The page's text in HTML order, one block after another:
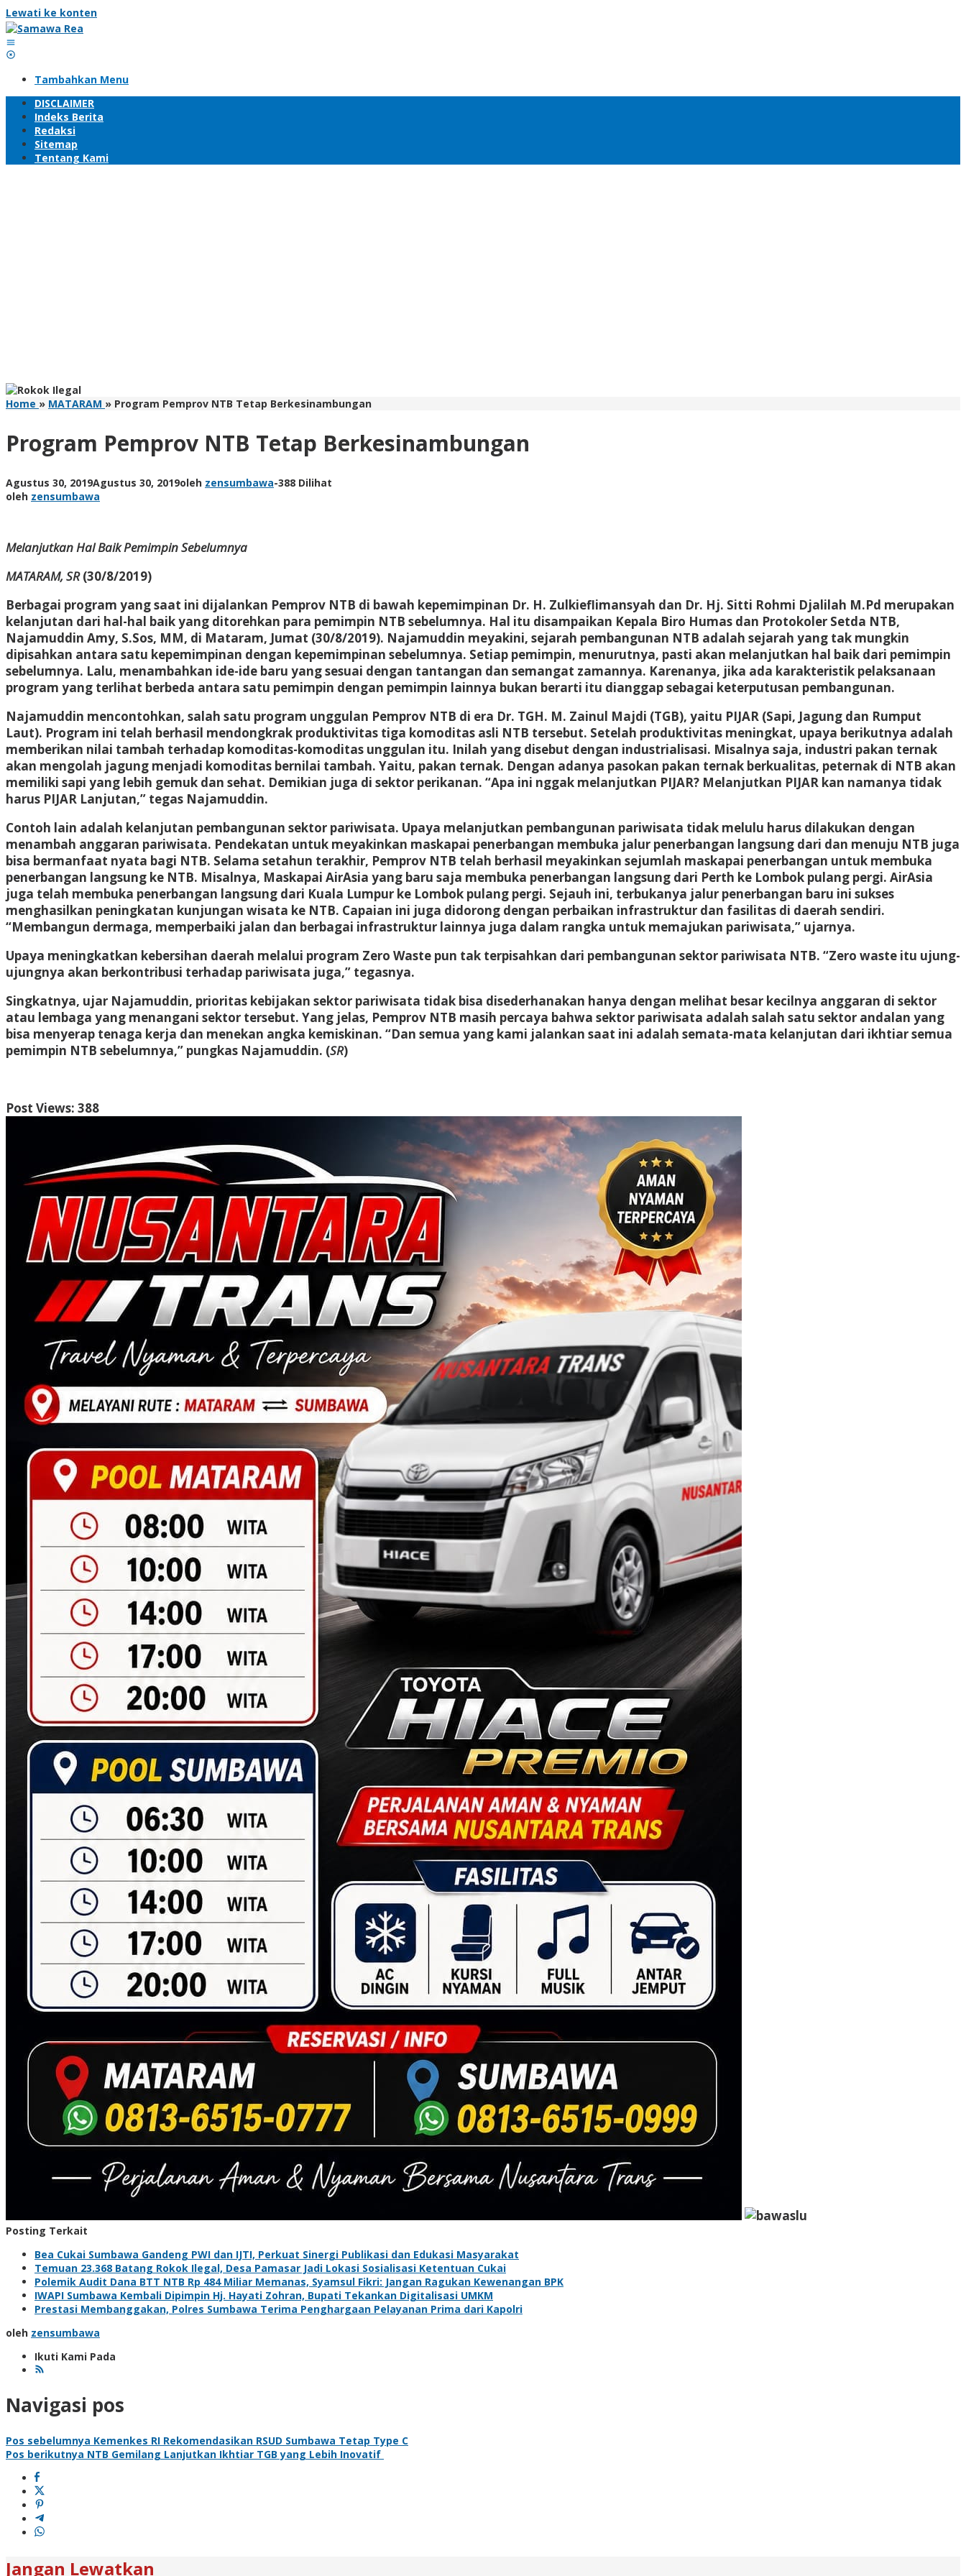
Lewati ke konten
Tambahkan Menu
DISCLAIMER
Indeks Berita
Redaksi
Sitemap
Tentang Kami
Home » MATARAM » Program Pemprov NTB Tetap Berkesinambungan
Program Pemprov NTB Tetap Berkesinambungan
Agustus 30, 2019Agustus 30, 2019oleh zensumbawa-388 Dilihat
oleh zensumbawa
Melanjutkan Hal Baik Pemimpin Sebelumnya
MATARAM, SR(30/8/2019)
Berbagai program yang saat ini dijalankan Pemprov NTB di bawah kepemimpinan Dr. H. Zulkieflimansyah dan Dr. Hj. Sitti Rohmi Djalilah M.Pd merupakan
kelanjutan dari hal-hal baik yang ditorehkan para pemimpin NTB sebelumnya. Hal itu disampaikan Kepala Biro Humas dan Protokoler Setda NTB,
Najamuddin Amy, S.Sos, MM, di Mataram, Jumat (30/8/2019). Najamuddin meyakini, sejarah pembangunan NTB adalah sejarah yang tak mungkin
dipisahkan antara satu kepemimpinan dengan kepemimpinan sebelumnya. Setiap pemimpin, menurutnya, pasti akan melanjutkan hal baik dari pemimpin
sebelumnya. Lalu, menambahkan ide-ide baru yang sesuai dengan tantangan dan semangat zamannya. Karenanya, jika ada karakteristik pelaksanaan
program yang terlihat berbeda antara satu pemimpin dengan pemimpin lainnya bukan berarti itu dianggap sebagai keterputusan pembangunan.
Najamuddin mencontohkan, salah satu program unggulan Pemprov NTB di era Dr. TGH. M. Zainul Majdi (TGB), yaitu PIJAR (Sapi, Jagung dan Rumput
Laut). Program ini telah berhasil mendongkrak produktivitas tiga komoditas asli NTB tersebut. Setelah produktivitas meningkat, upaya berikutnya adalah
memberikan nilai tambah terhadap komoditas-komoditas unggulan itu. Inilah yang disebut dengan industrialisasi. Misalnya saja, industri pakan ternak
akan mengolah jagung menjadi komoditas bernilai tambah. Yaitu, pakan ternak. Dengan adanya pasokan pakan ternak berkualitas, peternak di NTB akan
memiliki sapi yang lebih gemuk dan sehat. Demikian juga di sektor perikanan. “Apa ini nggak melanjutkan PIJAR? Melanjutkan PIJAR kan namanya tidak
harus PIJAR Lanjutan,” tegas Najamuddin.
Contoh lain adalah kelanjutan pembangunan sektor pariwisata. Upaya melanjutkan pembangunan pariwisata tidak melulu harus dilakukan dengan
menambah anggaran pariwisata. Pendekatan untuk meyakinkan maskapai penerbangan membuka jalur penerbangan langsung dari dan menuju NTB juga
bisa bermanfaat nyata bagi NTB. Selama setahun terakhir, Pemprov NTB telah berhasil meyakinkan sejumlah maskapai penerbangan untuk membuka
penerbangan langsung ke NTB. Misalnya, Maskapai AirAsia yang baru saja membuka penerbangan langsung dari Perth ke Lombok pulang pergi. AirAsia
juga telah membuka penerbangan langsung dari Kuala Lumpur ke Lombok pulang pergi. Sejauh ini, terbukanya jalur penerbangan baru ini sukses
menghasilkan peningkatan kunjungan wisata ke NTB. Capaian ini juga didorong dengan perbaikan infrastruktur dan fasilitas di daerah sendiri.
“Membangun dermaga, memperbaiki jalan dan berbagai infrastruktur lainnya juga dalam rangka untuk memajukan pariwisata,” ujarnya.
Upaya meningkatkan kebersihan daerah melalui program Zero Waste pun tak terpisahkan dari pembangunan sektor pariwisata NTB. “Zero waste itu ujung-
ujungnya akan berkontribusi terhadap pariwisata juga,” tegasnya.
Singkatnya, ujar Najamuddin, prioritas kebijakan sektor pariwisata tidak bisa disederhanakan hanya dengan melihat besar kecilnya anggaran di sektor
atau lembaga yang menangani sektor tersebut. Yang jelas, Pemprov NTB masih percaya bahwa sektor pariwisata adalah salah satu sektor andalan yang
bisa menyerap tenaga kerja dan menekan angka kemiskinan. “Dan semua yang kami jalankan saat ini adalah semata-mata kelanjutan dari ikhtiar semua
pemimpin NTB sebelumnya,” pungkas Najamuddin. (SR)
Post Views: 388
Posting Terkait
Bea Cukai Sumbawa Gandeng PWI dan IJTI, Perkuat Sinergi Publikasi dan Edukasi Masyarakat
Temuan 23.368 Batang Rokok Ilegal, Desa Pamasar Jadi Lokasi Sosialisasi Ketentuan Cukai
Polemik Audit Dana BTT NTB Rp 484 Miliar Memanas, Syamsul Fikri: Jangan Ragukan Kewenangan BPK
IWAPI Sumbawa Kembali Dipimpin Hj. Hayati Zohran, Bupati Tekankan Digitalisasi UMKM
Prestasi Membanggakan, Polres Sumbawa Terima Penghargaan Pelayanan Prima dari Kapolri
oleh zensumbawa
Ikuti Kami Pada
Navigasi pos
Pos sebelumnya Kemenkes RI Rekomendasikan RSUD Sumbawa Tetap Type C
Pos berikutnya NTB Gemilang Lanjutkan Ikhtiar TGB yang Lebih Inovatif
Jangan Lewatkan